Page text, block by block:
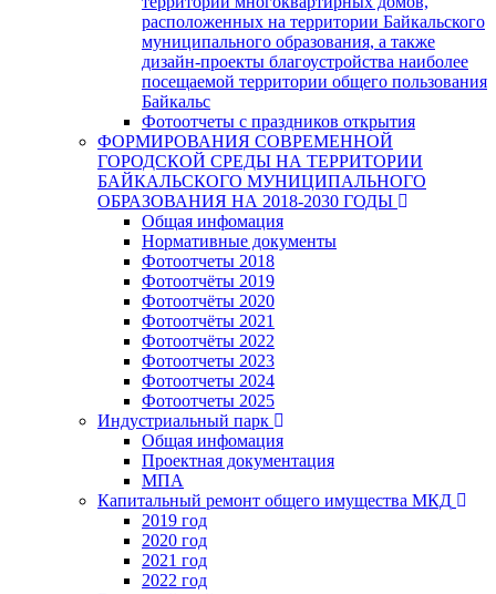
расположенных на территории Байкальского
муниципального образования, а также
дизайн-проекты благоустройства наиболее
посещаемой территории общего пользования
Байкальс
Фотоотчеты с праздников открытия
ФОРМИРОВАНИЯ СОВРЕМЕННОЙ
ГОРОДСКОЙ СРЕДЫ НА ТЕРРИТОРИИ
БАЙКАЛЬСКОГО МУНИЦИПАЛЬНОГО
ОБРАЗОВАНИЯ НА 2018-2030 ГОДЫ
Общая инфомация
Нормативные документы
Фотоотчеты 2018
Фотоотчёты 2019
Фотоотчёты 2020
Фотоотчёты 2021
Фотоотчёты 2022
Фотоотчеты 2023
Фотоотчеты 2024
Фотоотчеты 2025
Индустриальный парк
Общая инфомация
Проектная документация
МПА
Капитальный ремонт общего имущества МКД
2019 год
2020 год
2021 год
2022 год